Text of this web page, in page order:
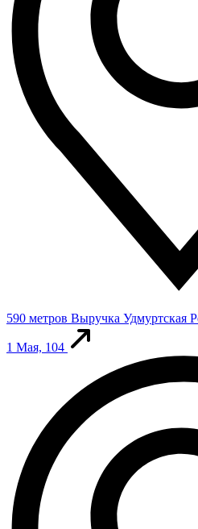
590 метров Выручка Удмуртская
1 Мая, 104